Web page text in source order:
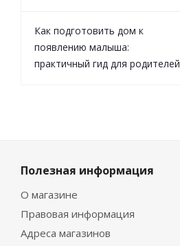
Как подготовить дом к
появлению малыша:
практичный гид для родителей
Полезная информация
О магазине
Правовая информация
Адреса магазинов